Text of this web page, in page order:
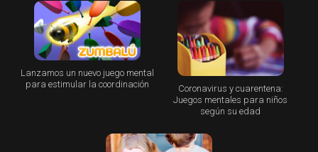
Lanzamos un nuevo juego mental
para estimular la coordinación
Coronavirus y cuarentena:
Juegos mentales para niños
según su edad